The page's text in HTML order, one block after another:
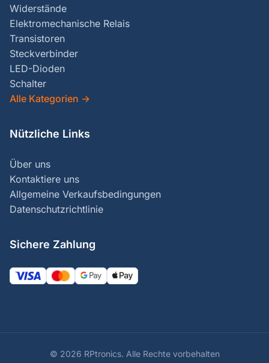
Widerstände
Elektromechanische Relais
Transistoren
Steckverbinder
LED-Dioden
Schalter
Alle Kategorien →
Nützliche Links
Über uns
Kontaktiere uns
Allgemeine Verkaufsbedingungen
Datenschutzrichtlinie
Sichere Zahlung
© 2026 RPtronics. Alle Rechte vorbehalten